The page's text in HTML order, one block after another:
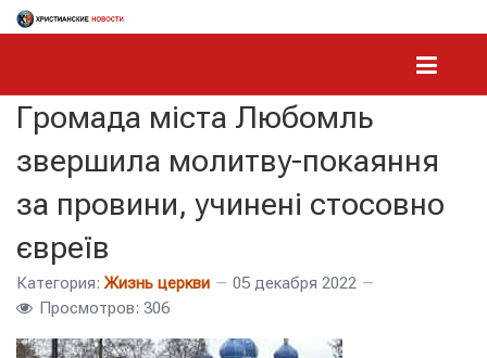
Громада міста Любомль
звершила молитву-покаяння
за провини, учинені стосовно
євреїв
Категория: Жизнь церкви
05 декабря 2022
Просмотров: 306